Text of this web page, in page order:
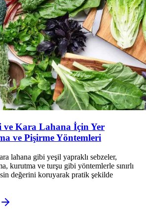
ve Kara Lahana İçin Yer
ve Pişirme Yöntemleri
lahana gibi yeşil yapraklı sebzeler,
kurutma ve turşu gibi yöntemlerle sınırlı
değerini koruyarak pratik şekilde